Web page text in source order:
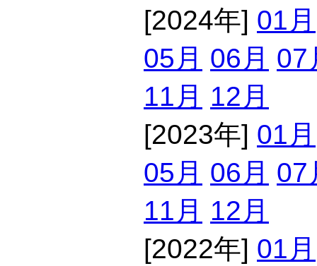
[2024年] 01月
05月 06月 07
11月 12月
[2023年] 01月
05月 06月 07
11月 12月
[2022年] 01月